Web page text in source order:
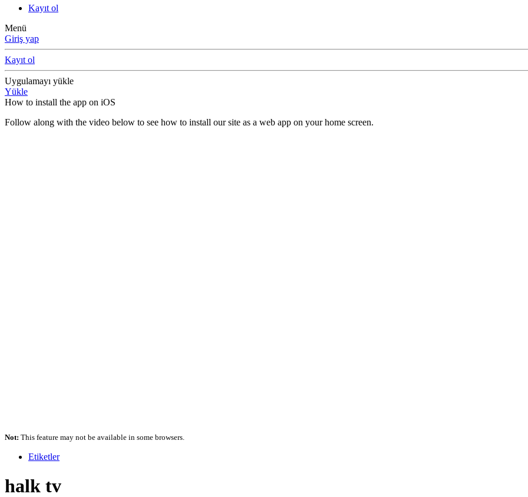
Kayıt ol
Menü
Giriş yap
Kayıt ol
Uygulamayı yükle
Yükle
How to install the app on iOS
Follow along with the video below to see how to install our site as a web app on your home screen.
Not: This feature may not be available in some browsers.
Etiketler
halk tv